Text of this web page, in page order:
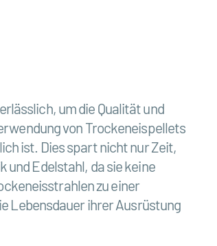
um die Qualität und
von Trockeneispellets
ist. Dies spart nicht nur Zeit,
und Edelstahl, da sie keine
zu einer
Lebensdauer ihrer Ausrüstung